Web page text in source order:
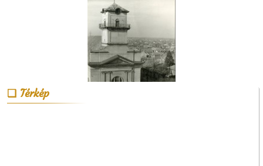
A ceglédi katolikus
templom tornya
Térkép